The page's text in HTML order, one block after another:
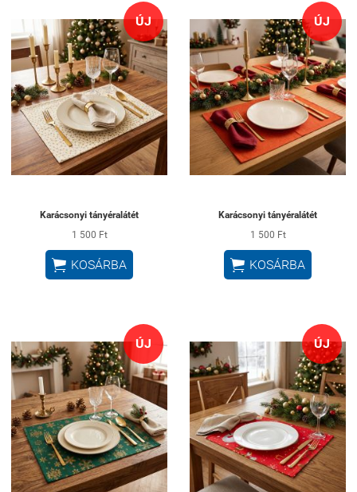
ÚJ
Karácsonyi tányéralátét
1 500 Ft
 KOSÁRBA
ÚJ
Karácsonyi tányéralátét
1 500 Ft
 KOSÁRBA
ÚJ ÚJ